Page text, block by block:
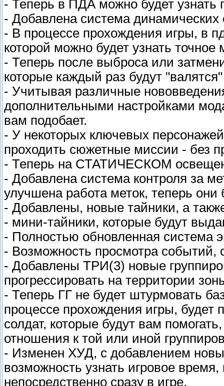
- Теперь в ПДА можно будет узнать
- Добавлена система
- В процессе прохождения игры, в
которой можно будет узнать
- Теперь после выброса или
которые каждый раз будут
- Учитывая различные
дополнительными настройками
вам подобает.
- У некоторых ключевых
проходить сюжетные миссии - без
- Теперь на СТАТИЧЕСКОМ
- Добавлена система контроля за
улучшена работа меток, теперь они
- Добавлены, новые тайники, а
- мини-тайники, которые будут
- Полностью обновленная система
- Возможность просмотра
- Добавлены ТРИ(3) новые
прогрессировать на территории
- Теперь ГГ не будет штурмовать
процессе прохождения игры, будет
солдат, которые будут вам
отношения к той или иной
- Изменен ХУД, с добавлением
возможность узнать игровое
непосредственно сразу в игре.